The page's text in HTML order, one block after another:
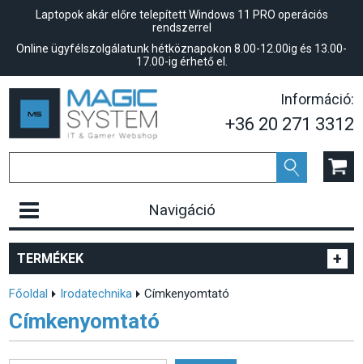
Laptopok akár előre telepített Windows 11 PRO operációs
rendszerrel
Online ügyfélszolgálatunk hétköznapokon 8.00-12.00ig és 13.00-
17.00-ig érhető el.
Információ:
+36 20 271 3312
Navigáció
TERMÉKEK +
Főoldal Irodatechnika Címkenyomtató
Címkenyomtató